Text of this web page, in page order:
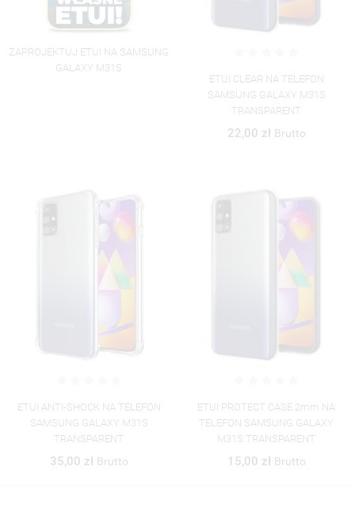
ZAPROJEKTUJ ETUI NA SAMSUNG
GALAXY M31S
ETUI CLEAR NA TELEFON
SAMSUNG GALAXY M31S
TRANSPARENT
22,00 zł Brutto
ETUI ANTI-SHOCK NA TELEFON
SAMSUNG GALAXY M31S
TRANSPARENT
35,00 zł Brutto
ETUI PROTECT CASE 2mm NA
TELEFON SAMSUNG GALAXY
M31S TRANSPARENT
15,00 zł Brutto